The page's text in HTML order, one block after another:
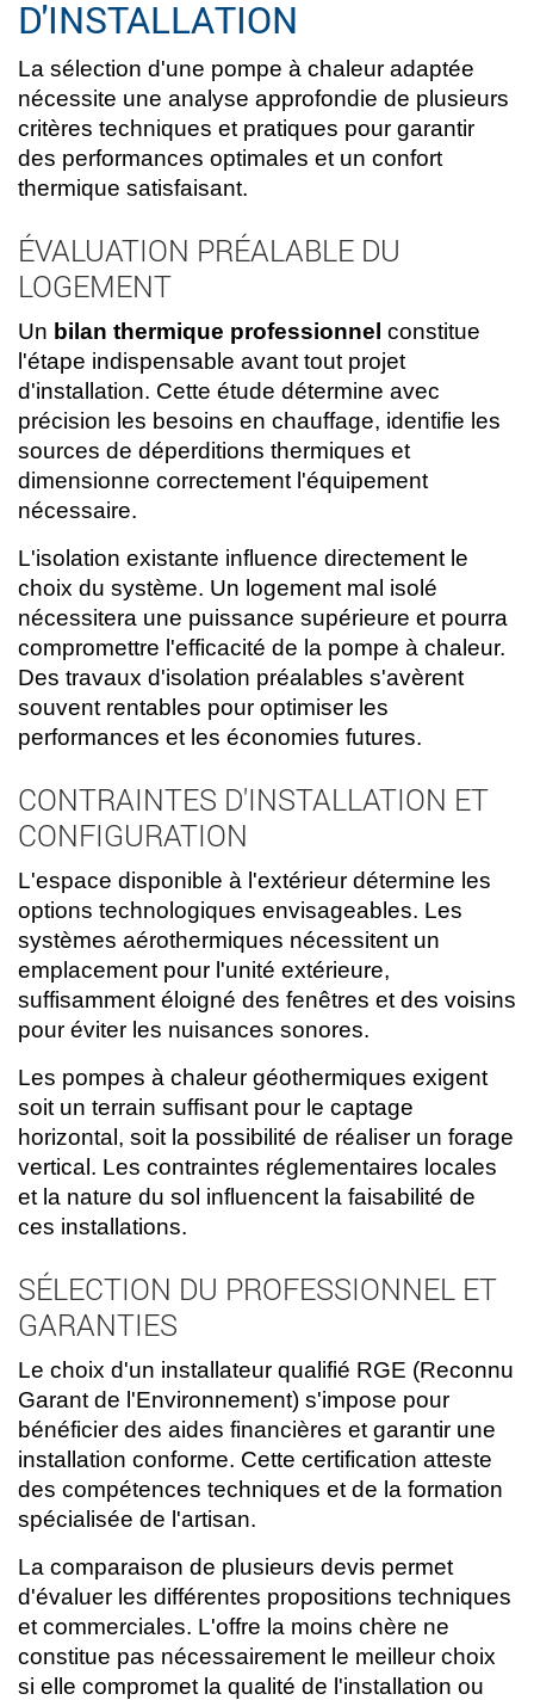
D'INSTALLATION
La sélection d'une pompe à chaleur adaptée
nécessite une analyse approfondie de plusieurs
critères techniques et pratiques pour garantir
des performances optimales et un confort
thermique satisfaisant.
ÉVALUATION PRÉALABLE DU
LOGEMENT
Un bilan thermique professionnel constitue
l'étape indispensable avant tout projet
d'installation. Cette étude détermine avec
précision les besoins en chauffage, identifie les
sources de déperditions thermiques et
dimensionne correctement l'équipement
nécessaire.
L'isolation existante influence directement le
choix du système. Un logement mal isolé
nécessitera une puissance supérieure et pourra
compromettre l'efficacité de la pompe à chaleur.
Des travaux d'isolation préalables s'avèrent
souvent rentables pour optimiser les
performances et les économies futures.
CONTRAINTES D'INSTALLATION ET
CONFIGURATION
L'espace disponible à l'extérieur détermine les
options technologiques envisageables. Les
systèmes aérothermiques nécessitent un
emplacement pour l'unité extérieure,
suffisamment éloigné des fenêtres et des voisins
pour éviter les nuisances sonores.
Les pompes à chaleur géothermiques exigent
soit un terrain suffisant pour le captage
horizontal, soit la possibilité de réaliser un forage
vertical. Les contraintes réglementaires locales
et la nature du sol influencent la faisabilité de
ces installations.
SÉLECTION DU PROFESSIONNEL ET
GARANTIES
Le choix d'un installateur qualifié RGE (Reconnu
Garant de l'Environnement) s'impose pour
bénéficier des aides financières et garantir une
installation conforme. Cette certification atteste
des compétences techniques et de la formation
spécialisée de l'artisan.
La comparaison de plusieurs devis permet
d'évaluer les différentes propositions techniques
et commerciales. L'offre la moins chère ne
constitue pas nécessairement le meilleur choix
si elle compromet la qualité de l'installation ou